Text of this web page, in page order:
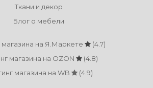
Ткани и декор
Блог о мебели
магазина на Я.Маркете
(4.7)
магазина на OZON
(4.8)
магазина на WB
(4.9)